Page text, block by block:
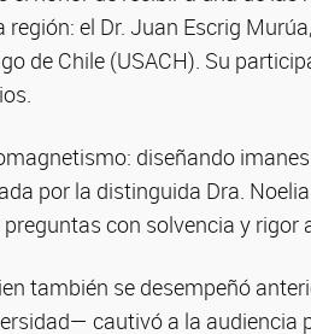
región: el Dr. Juan Escrig
de Chile (USACH). Su
diseñando
por la distinguida Dra.
con solvencia y rigor
también se desempeñó
cautivó a la audiencia